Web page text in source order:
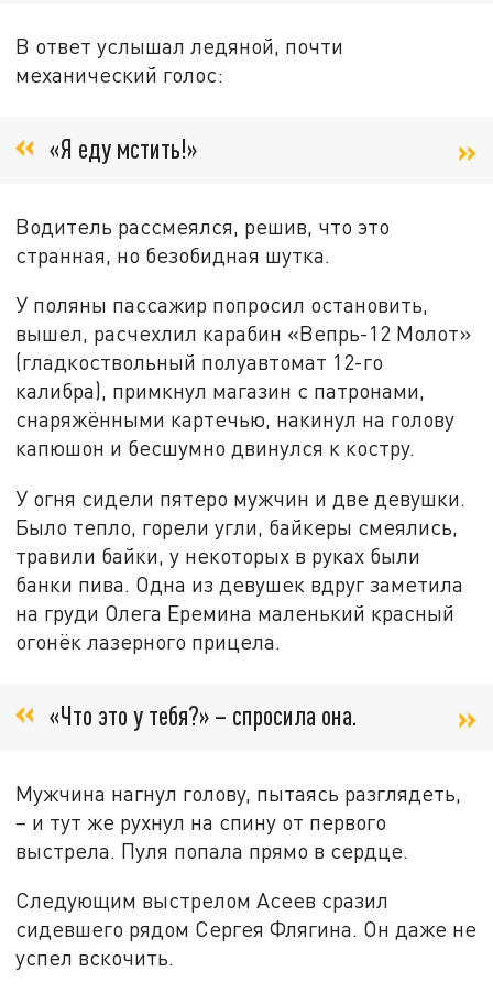
В ответ услышал ледяной, почти
механический голос:
«Я еду мстить!»
Водитель рассмеялся, решив, что это
странная, но безобидная шутка.
У поляны пассажир попросил остановить,
вышел, расчехлил карабин «Вепрь-12 Молот»
(гладкоствольный полуавтомат 12-го
калибра), примкнул магазин с патронами,
снаряжёнными картечью, накинул на голову
капюшон и бесшумно двинулся к костру.
У огня сидели пятеро мужчин и две девушки.
Было тепло, горели угли, байкеры смеялись,
травили байки, у некоторых в руках были
банки пива. Одна из девушек вдруг заметила
на груди Олега Еремина маленький красный
огонёк лазерного прицела.
«Что это у тебя?» – спросила она.
Мужчина нагнул голову, пытаясь разглядеть,
– и тут же рухнул на спину от первого
выстрела. Пуля попала прямо в сердце.
Следующим выстрелом Асеев сразил
сидевшего рядом Сергея Флягина. Он даже не
успел вскочить.